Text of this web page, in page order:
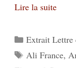
Lire la suite
Catégories
Extrait Lettre
Étiquettes
Ali France,